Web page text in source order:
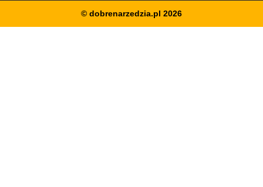
© dobrenarzedzia.pl 2026